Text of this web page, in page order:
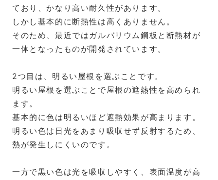
ており、かなり高い耐久性があります。
しかし基本的に断熱性は高くありません。
そのため、最近ではガルバリウム鋼板と断熱材が
一体となったものが開発されています。
2つ目は、明るい屋根を選ぶことです。
明るい屋根を選ぶことで屋根の遮熱性を高められ
ます。
基本的に色は明るいほど遮熱効果が高まります。
明るい色は日光をあまり吸収せず反射するため、
熱が発生しにくいのです。
一方で黒い色は光を吸収しやすく、表面温度が高